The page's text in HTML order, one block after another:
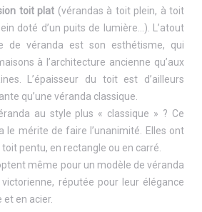
toit plat (vérandas à toit plein, à toit
doté d’un puits de lumière…). L’atout
de véranda est son esthétisme, qui
à l’architecture ancienne qu’aux
L’épaisseur du toit est d’ailleurs
qu’une véranda classique.
au style plus « classique » ? Ce
le mérite de faire l’unanimité. Elles ont
pentu, en rectangle ou en carré.
même pour un modèle de véranda
victorienne, réputée pour leur élégance
en acier.